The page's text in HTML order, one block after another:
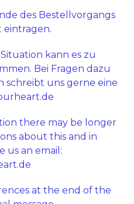
des Bestellvorgangs
eintragen.
kann es zu
Bei Fragen dazu
schreibt uns gerne eine
there may be longer
about this and in
us an email:
at the end of the